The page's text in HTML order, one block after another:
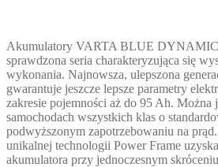
Akumulatory VARTA BLUE DYNAMIC
sprawdzona seria charakteryzująca się
wykonania. Najnowsza, ulepszona
gwarantuje jeszcze lepsze parametry
zakresie pojemności aż do 95 Ah. Można
samochodach wszystkich klas o
podwyższonym zapotrzebowaniu na
unikalnej technologii Power Frame
akumulatora przy jednoczesnym